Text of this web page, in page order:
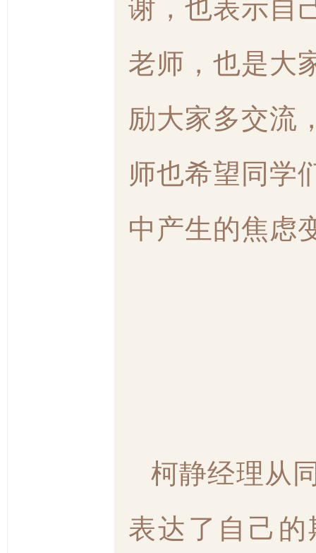
谢，也表示自
老师，也是大
励大家多交流
师也希望同学
中产生的焦虑
柯静经理从
表达了自己